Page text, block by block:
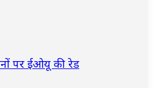
पर ईओयू की रेड